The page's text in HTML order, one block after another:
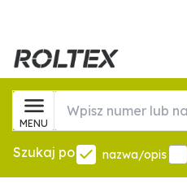
MENU
Szukaj po nazwa/opis